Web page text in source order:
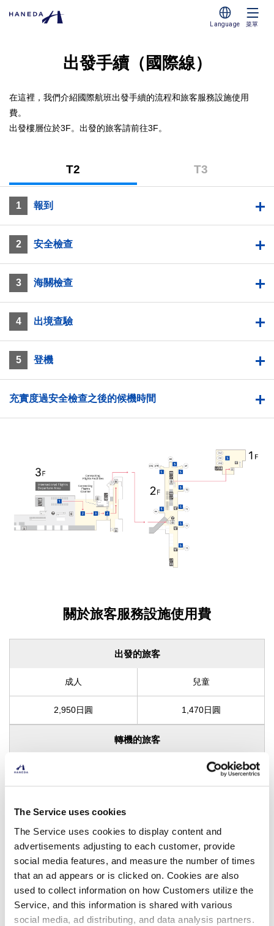
The Service uses cookies
The Service uses cookies to display content and
advertisements adjusting to each customer, provide
social media features, and measure the number of times
that an ad appears or is clicked on. Cookies are also
used to collect information on how Customers utilize the
Service, and this information is shared with various
social media, ad distributing, and data analysis partners.
Language 菜單
出發手續（國際線）
在這裡，我們介紹國際航班出發手續的流程和旅客服務設施使用
費。
出發樓層位於3F。出發的旅客請前往3F。
T2 T3
1 報到
2 安全檢查
3 海關檢查
4 出境查驗
5 登機
充實度過安全檢查之後的候機時間
關於旅客服務設施使用費
出發的旅客
成人 兒童
2,950日圓 1,470日圓
轉機的旅客
兒童
成人＝12歲以上，兒童＝2歲以上未滿12歲。
2歲以上未滿12歲但使用成人機票者，視為成人。
未滿2歲但使用兒童機票者，視為兒童。
從羽田機場出發飛往羽田機場以外的地點者，適用「出發的旅客」費
用。